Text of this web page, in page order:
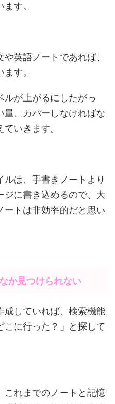
す。
英語ノートであれば、
す。
ルが上がるにしたがっ
量、カバーしなければな
いきます。
は、手書きノートより
ジに書き込めるので、大
ートは非効率的だと思い
か見つけられない
成していれば、検索機能
こに行った？」と探して
これまでのノートと記憶